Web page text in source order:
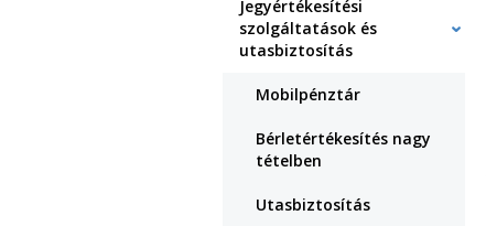
Jegyértékesítési
szolgáltatások és
utasbiztosítás
Mobilpénztár
Bérletértékesítés nagy
tételben
Utasbiztosítás